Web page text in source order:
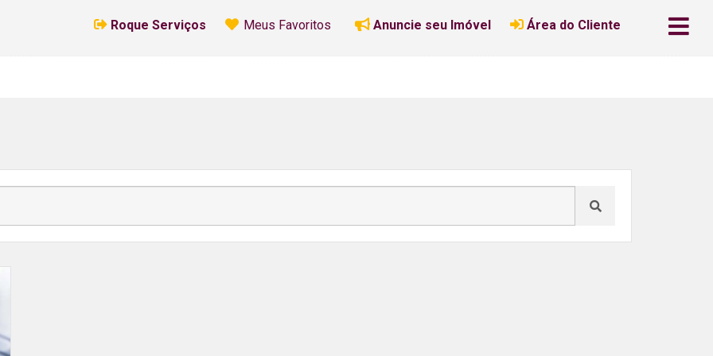
Roque Serviços Meus Favoritos Anuncie seu Imóvel Área do Cliente